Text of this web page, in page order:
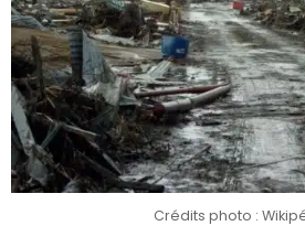
Crédits photo :